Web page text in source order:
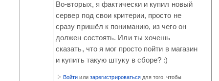
Во-вторых, я фактически и купил новый
сервер под свои критерии, просто не
сразу пришёл к пониманию, из чего он
должен состоять. Или ты хочешь
сказать, что я мог просто пойти в магазин
и купить такую штуку в сборе? :)
Войти или зарегистрироваться для того, чтобы